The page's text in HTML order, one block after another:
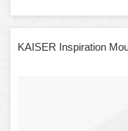
KAISER Inspiration